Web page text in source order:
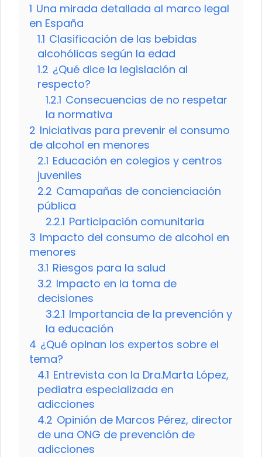
1 Una mirada detallada al marco legal
en España
1.1 Clasificación de las bebidas
alcohólicas según la edad
1.2 ¿Qué dice la legislación al
respecto?
1.2.1 Consecuencias de no respetar
la normativa
2 Iniciativas para prevenir el consumo
de alcohol en menores
2.1 Educación en colegios y centros
juveniles
2.2 Camapañas de concienciación
pública
2.2.1 Participación comunitaria
3 Impacto del consumo de alcohol en
menores
3.1 Riesgos para la salud
3.2 Impacto en la toma de
decisiones
3.2.1 Importancia de la prevención y
la educación
4 ¿Qué opinan los expertos sobre el
tema?
4.1 Entrevista con la Dra.Marta López,
pediatra especializada en
adicciones
4.2 Opinión de Marcos Pérez, director
de una ONG de prevención de
adicciones